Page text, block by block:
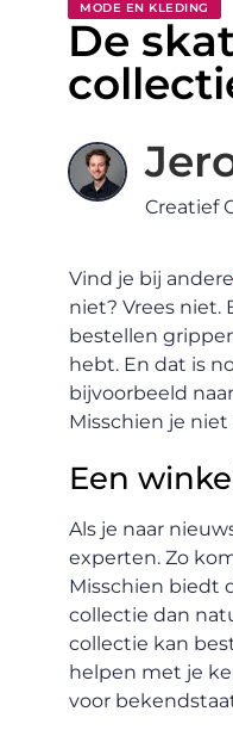
MODE EN KLEDING
De
Creatief
Vind je bij andere
niet? Vrees niet.
bestellen
hebt. En dat is
bijvoorbeeld
Misschien je
Een
Als je naar
experten. Zo
Misschien biedt
collectie dan
collectie kan
helpen met je
voor